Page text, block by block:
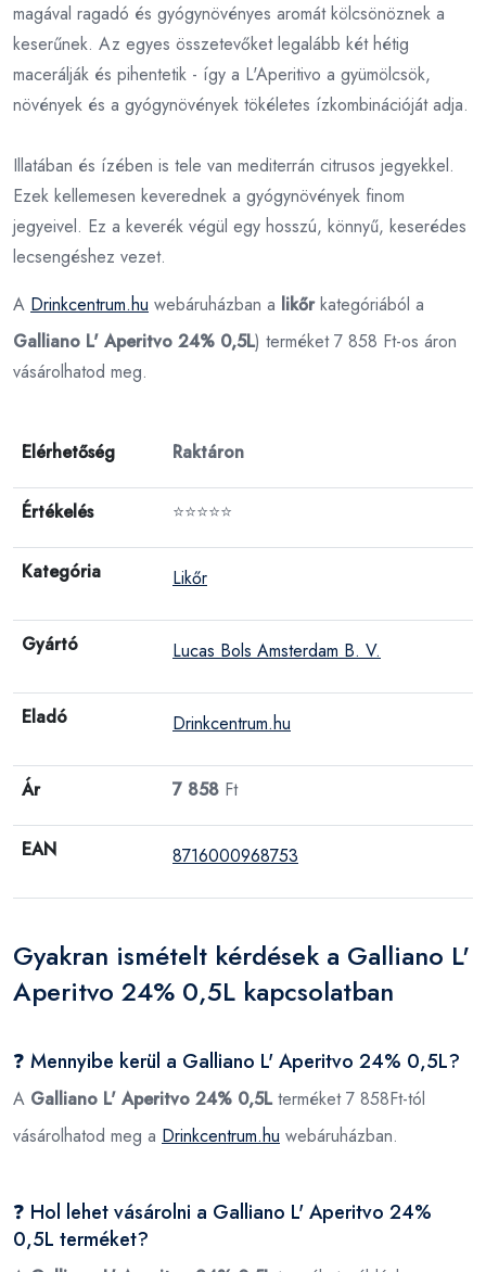
magával ragadó és gyógynövényes aromát kölcsönöznek a
keserűnek. Az egyes összetevőket legalább két hétig
macerálják és pihentetik - így a L'Aperitivo a gyümölcsök,
növények és a gyógynövények tökéletes ízkombinációját adja.
Illatában és ízében is tele van mediterrán citrusos jegyekkel.
Ezek kellemesen keverednek a gyógynövények finom
jegyeivel. Ez a keverék végül egy hosszú, könnyű, keserédes
lecsengéshez vezet.
A Drinkcentrum.hu webáruházban a likőrkategóriából a
Galliano L' Aperitvo 24% 0,5L) terméket 7 858 Ft-os áron
vásárolhatod meg.
Elérhetőség Raktáron
Értékelés ⭐⭐⭐⭐⭐
Kategória Likőr
Gyártó Lucas Bols Amsterdam B. V.
Eladó Drinkcentrum.hu
Ár 7 858 Ft
EAN 8716000968753
Gyakran ismételt kérdések a Galliano L'
Aperitvo 24% 0,5L kapcsolatban
❓ Mennyibe kerül a Galliano L' Aperitvo 24% 0,5L?
A Galliano L' Aperitvo 24% 0,5Lterméket 7 858Ft-tól
vásárolhatod meg a Drinkcentrum.hu webáruházban.
❓ Hol lehet vásárolni a Galliano L' Aperitvo 24%
0,5L terméket?